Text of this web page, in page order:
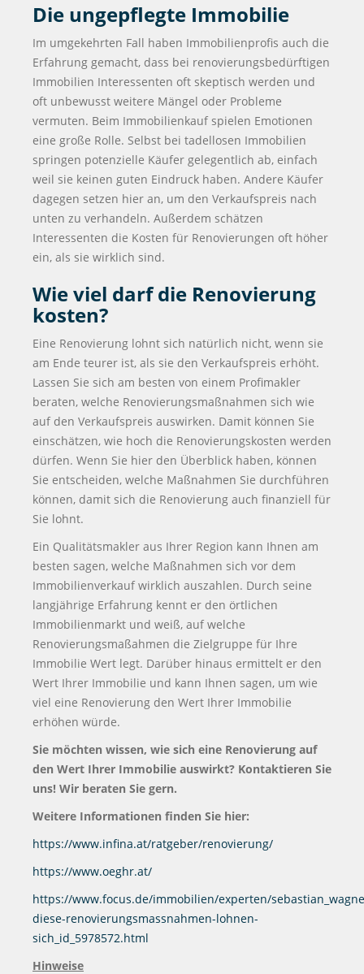
Die ungepflegte Immobilie
Im umgekehrten Fall haben Immobilienprofis auch die
Erfahrung gemacht, dass bei renovierungsbedürftigen
Immobilien Interessenten oft skeptisch werden und
oft unbewusst weitere Mängel oder Probleme
vermuten. Beim Immobilienkauf spielen Emotionen
eine große Rolle. Selbst bei tadellosen Immobilien
springen potenzielle Käufer gelegentlich ab, einfach
weil sie keinen guten Eindruck haben. Andere Käufer
dagegen setzen hier an, um den Verkaufspreis nach
unten zu verhandeln. Außerdem schätzen
Interessenten die Kosten für Renovierungen oft höher
ein, als sie wirklich sind.
Wie viel darf die Renovierung
kosten?
Eine Renovierung lohnt sich natürlich nicht, wenn sie
am Ende teurer ist, als sie den Verkaufspreis erhöht.
Lassen Sie sich am besten von einem Profimakler
beraten, welche Renovierungsmaßnahmen sich wie
auf den Verkaufspreis auswirken. Damit können Sie
einschätzen, wie hoch die Renovierungskosten werden
dürfen. Wenn Sie hier den Überblick haben, können
Sie entscheiden, welche Maßnahmen Sie durchführen
können, damit sich die Renovierung auch finanziell für
Sie lohnt.
Ein Qualitätsmakler aus Ihrer Region kann Ihnen am
besten sagen, welche Maßnahmen sich vor dem
Immobilienverkauf wirklich auszahlen. Durch seine
langjährige Erfahrung kennt er den örtlichen
Immobilienmarkt und weiß, auf welche
Renovierungsmaßahmen die Zielgruppe für Ihre
Immobilie Wert legt. Darüber hinaus ermittelt er den
Wert Ihrer Immobilie und kann Ihnen sagen, um wie
viel eine Renovierung den Wert Ihrer Immobilie
erhöhen würde.
Sie möchten wissen, wie sich eine Renovierung auf
den Wert Ihrer Immobilie auswirkt? Kontaktieren Sie
uns! Wir beraten Sie gern.
Weitere Informationen finden Sie hier:
https://www.infina.at/ratgeber/renovierung/
https://www.oeghr.at/
https://www.focus.de/immobilien/experten/
diese-renovierungsmassnahmen-lohnen-
sich_id_5978572.html
Hinweise